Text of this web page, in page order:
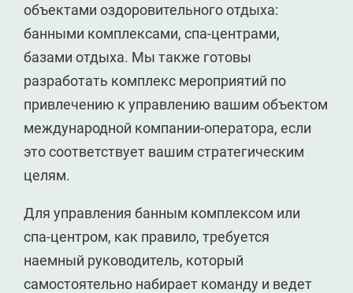
объектами оздоровительного отдыха:
банными комплексами, спа-центрами,
базами отдыха. Мы также готовы
разработать комплекс мероприятий по
привлечению к управлению вашим объектом
международной компании-оператора, если
это соответствует вашим стратегическим
целям.
Для управления банным комплексом или
спа-центром, как правило, требуется
наемный руководитель, который
самостоятельно набирает команду и ведет